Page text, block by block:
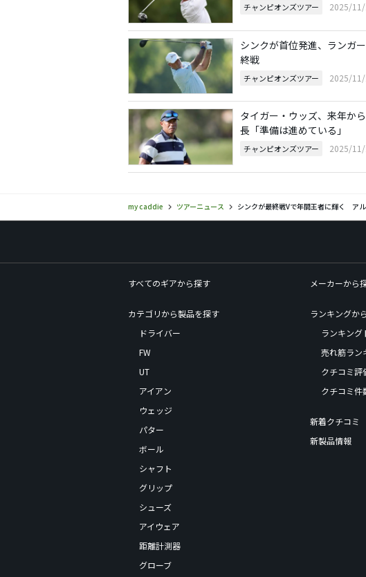
チャンピオンズツアー 2025/
シンクが首位発進、ランガ
終戦
チャンピオンズツアー 2025/
タイガー・ウッズ、来年か
長「準備は進めている」
チャンピオンズツアー 2025/
my caddie ツアーニュース シンクが最終戦Vで年間王者に輝く ア
すべてのギアから探す
カテゴリから製品を探す
ドライバー
FW
UT
アイアン
ウェッジ
パター
ボール
シャフト
グリップ
シューズ
アイウェア
距離計測器
グローブ
メーカーから
ランキングか
ランキング
売れ筋ラン
クチコミ評
クチコミ件
新着クチコミ
新製品情報